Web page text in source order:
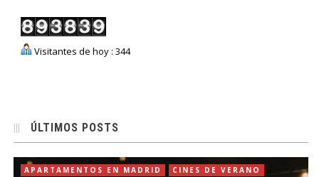
Visitantes de hoy : 344
ÚLTIMOS POSTS
APARTAMENTOS EN MADRID CINES DE VERANO